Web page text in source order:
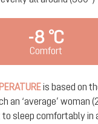
-8 °C
Comfort
is based on
an ‘average’ woman
sleep comfortably in